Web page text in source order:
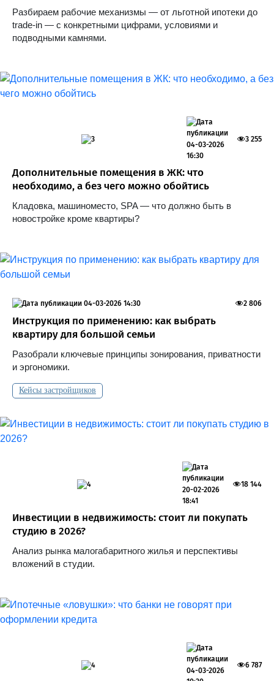
Разбираем рабочие механизмы — от льготной ипотеки до
trade-in — с конкретными цифрами, условиями и
подводными камнями.
Дополнительные помещения в ЖК: что
необходимо, а без чего можно обойтись
Кладовка, машиноместо, SPA — что должно быть в
новостройке кроме квартиры?
3 3 255
04-03-2026
16:30
Инструкция по применению: как выбрать
квартиру для большой семьи
Разобрали ключевые принципы зонирования, приватности
и эргономики.
Кейсы застройщиков
2 806
04-03-2026 14:30
Инвестиции в недвижимость: стоит ли покупать
студию в 2026?
Анализ рынка малогабаритного жилья и перспективы
вложений в студии.
4 18 144
20-02-2026
18:41
4 6 787
04-03-2026